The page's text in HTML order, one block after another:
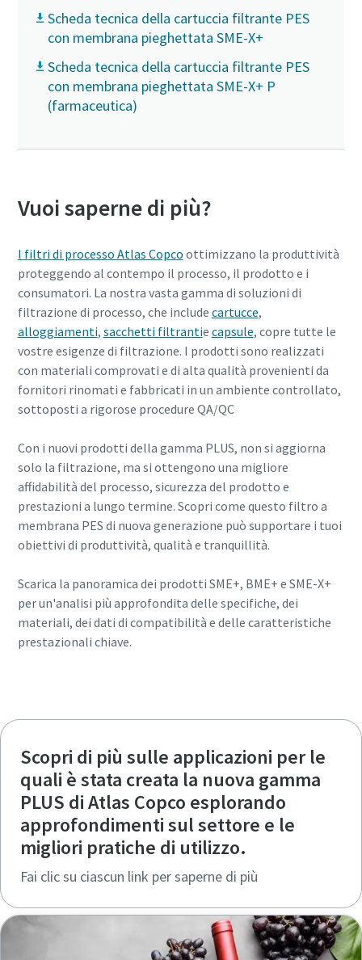
Scheda tecnica della cartuccia filtrante PES
con membrana pieghettata SME-X+
Scheda tecnica della cartuccia filtrante PES
con membrana pieghettata SME-X+ P
(farmaceutica)
Vuoi saperne di più?
I filtri di processo Atlas Copco ottimizzano la produttività
proteggendo al contempo il processo, il prodotto e i
consumatori. La nostra vasta gamma di soluzioni di
filtrazione di processo, che include cartucce,
alloggiamenti, sacchetti filtrantie capsule, copre tutte le
vostre esigenze di filtrazione. I prodotti sono realizzati
con materiali comprovati e di alta qualità provenienti da
fornitori rinomati e fabbricati in un ambiente controllato,
sottoposti a rigorose procedure QA/QC
Con i nuovi prodotti della gamma PLUS, non si aggiorna
solo la filtrazione, ma si ottengono una migliore
affidabilità del processo, sicurezza del prodotto e
prestazioni a lungo termine. Scopri come questo filtro a
membrana PES di nuova generazione può supportare i tuoi
obiettivi di produttività, qualità e tranquillità.
Scarica la panoramica dei prodotti SME+, BME+ e SME-X+
per un'analisi più approfondita delle specifiche, dei
materiali, dei dati di compatibilità e delle caratteristiche
prestazionali chiave.
Scopri di più sulle applicazioni per le
quali è stata creata la nuova gamma
PLUS di Atlas Copco esplorando
approfondimenti sul settore e le
migliori pratiche di utilizzo.
Fai clic su ciascun link per saperne di più